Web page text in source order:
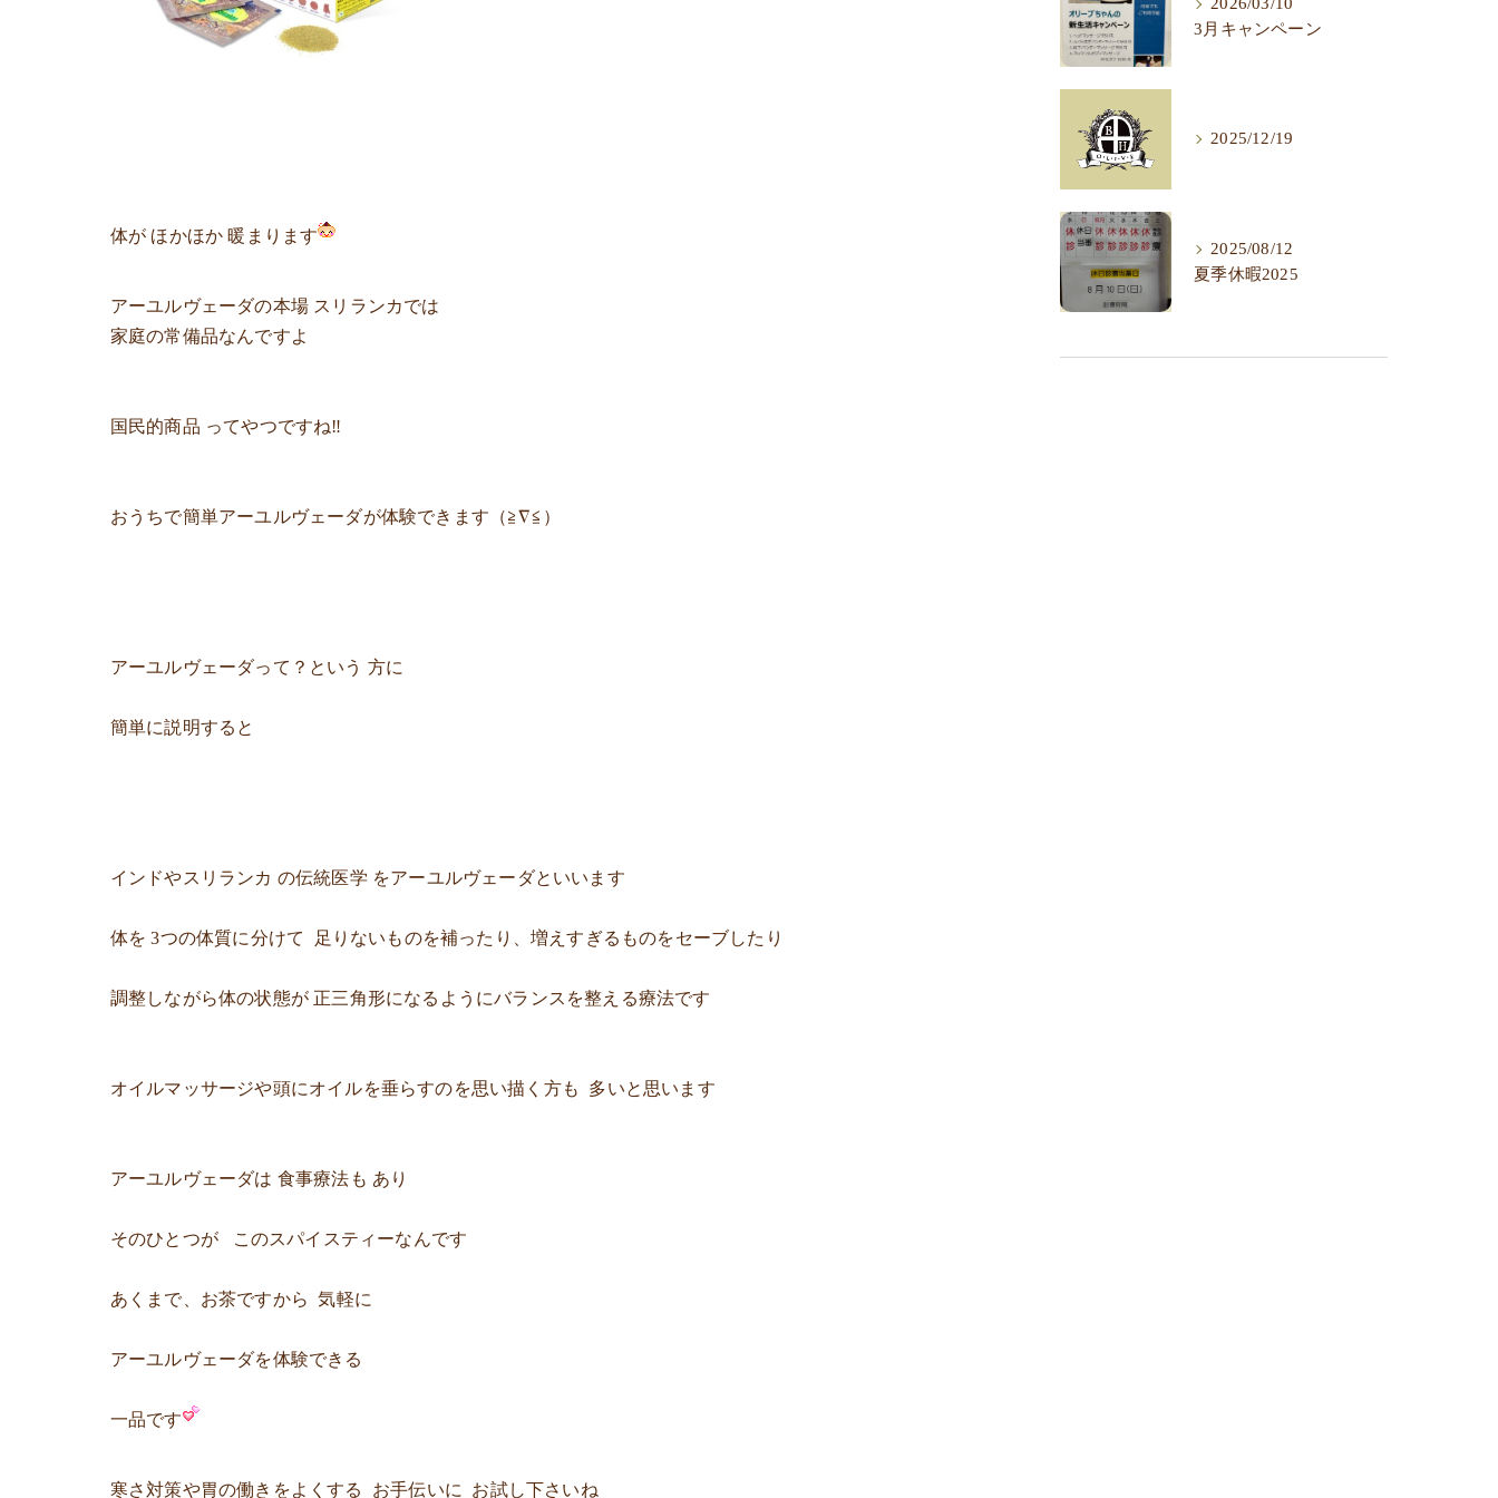
体が ほかほか 暖まります
アーユルヴェーダの本場 スリランカでは
家庭の常備品なんですよ
国民的商品 ってやつですね‼︎
おうちで簡単アーユルヴェーダが体験できます（≧∇≦）
アーユルヴェーダって？という 方に
簡単に説明すると
インドやスリランカ の伝統医学 をアーユルヴェーダといいます
体を 3つの体質に分けて 足りないものを補ったり、増えすぎるものをセーブしたり
調整しながら体の状態が 正三角形になるようにバランスを整える療法です
オイルマッサージや頭にオイルを垂らすのを思い描く方も 多いと思います
アーユルヴェーダは 食事療法も あり
そのひとつが このスパイスティーなんです
あくまで、お茶ですから 気軽に
アーユルヴェーダを体験できる
一品です
寒さ対策や胃の働きをよくする お手伝いに お試し下さいね
3月キャンペーン
2025/12/19
2025/08/12
夏季休暇2025